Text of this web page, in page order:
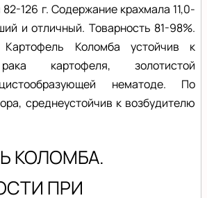
82-126 г. Содержание крахмала 11,0-
и отличный. Товарность 81-98%.
Коломба устойчив к
картофеля, золотистой
нематоде. По
среднеустойчив к возбудителю
КОЛОМБА.
ПРИ